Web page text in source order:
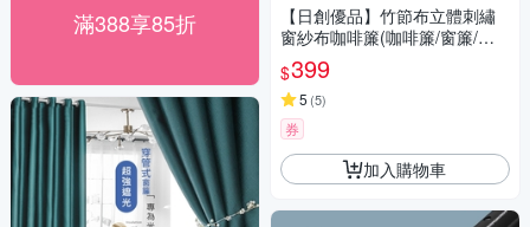
滿388享85折
【日創優品】竹節布立體刺繡
窗紗布咖啡簾(咖啡簾/窗簾/短
簾/門簾/裝置窗戶短簾/紗簾)
$399
5 (5)
券
加入購物車